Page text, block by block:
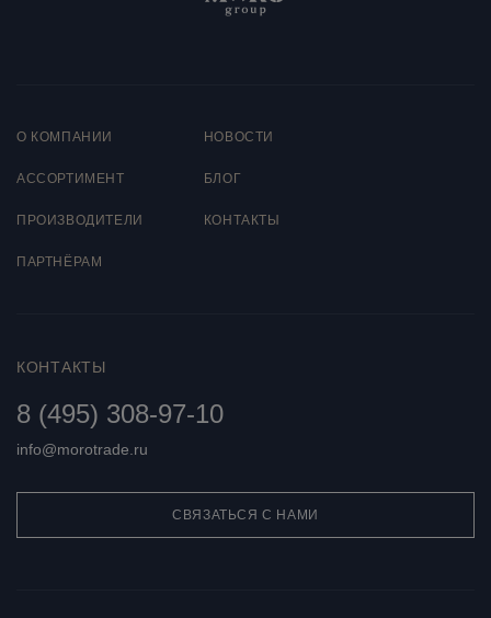
О КОМПАНИИ
AССОРТИМЕНТ
ПРОИЗВОДИТЕЛИ
ПАРТНЁРАМ
НОВОСТИ
БЛОГ
КОНТАКТЫ
КОНТАКТЫ
8 (495) 308-97-10
info@morotrade.ru
СВЯЗАТЬСЯ С НАМИ